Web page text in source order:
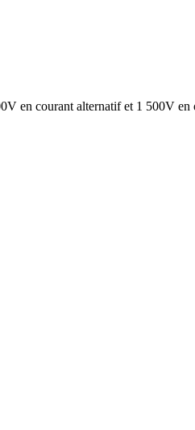
en courant alternatif et 1 500V en